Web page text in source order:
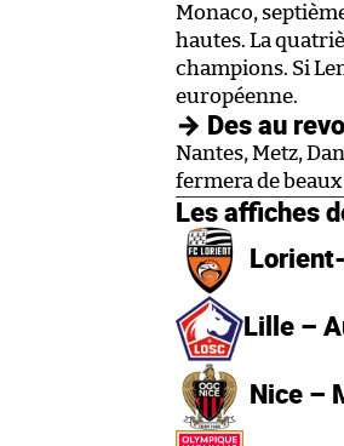
Monaco,
hautes. La
champions. Si
européenne.
→ Des au
Nantes, Metz,
fermera de
Les affiches
Lille –
Nice –